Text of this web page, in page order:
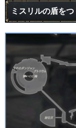
ミスリルの盾を